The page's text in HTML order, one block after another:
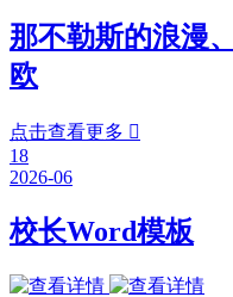
那不勒斯的浪漫
欧
点击查看更多 
18
2026-06
校长Word模板